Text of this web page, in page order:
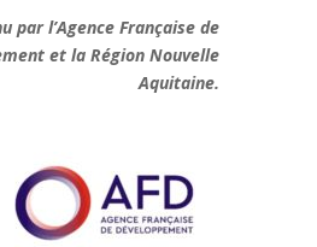
par l’Agence Française de
et la Région Nouvelle
Aquitaine.